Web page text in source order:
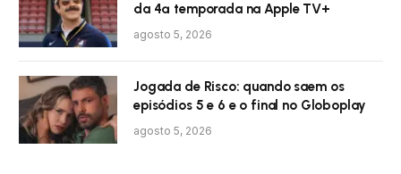
da 4ª temporada na Apple TV+
agosto 5, 2026
Jogada de Risco: quando saem os
episódios 5 e 6 e o final no Globoplay
agosto 5, 2026